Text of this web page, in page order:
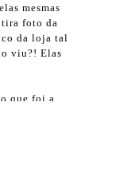
mesmas
foto da
da loja tal
viu?! Elas
que foi a